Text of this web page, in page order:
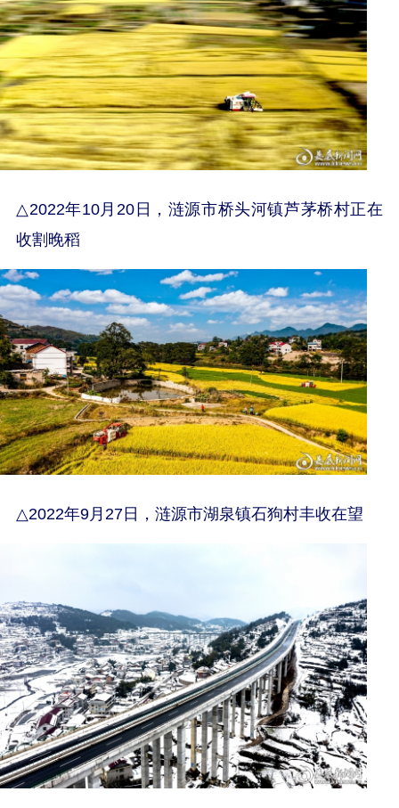
△2022年10月20日，涟源市桥头河镇芦茅桥村正在
收割晚稻
△2022年9月27日，涟源市湖泉镇石狗村丰收在望